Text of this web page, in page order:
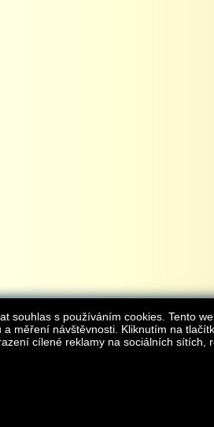
je
souhlas s používáním cookies. Tento
měření návštěvnosti. Kliknutím na
cílené reklamy na sociálních sítích,